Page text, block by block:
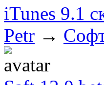
iTunes 9.1
Petr →